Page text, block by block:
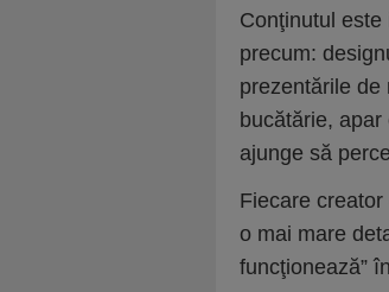
Conţinutul
precum:
prezentările de
bucătărie,
ajunge să
Fiecare
o mai mare
funcţionează”